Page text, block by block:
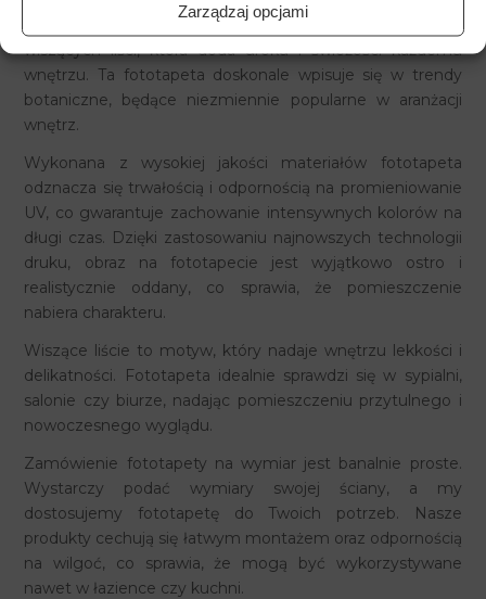
Zarządzaj opcjami
Prezentujemy niezwykłą fototapetę z motywem
wiszących liści, która doda uroku i świeżości każdemu
wnętrzu. Ta fototapeta doskonale wpisuje się w trendy
botaniczne, będące niezmiennie popularne w aranżacji
wnętrz.
Wykonana z wysokiej jakości materiałów fototapeta
odznacza się trwałością i odpornością na promieniowanie
UV, co gwarantuje zachowanie intensywnych kolorów na
długi czas. Dzięki zastosowaniu najnowszych technologii
druku, obraz na fototapecie jest wyjątkowo ostro i
realistycznie oddany, co sprawia, że pomieszczenie
nabiera charakteru.
Wiszące liście to motyw, który nadaje wnętrzu lekkości i
delikatności. Fototapeta idealnie sprawdzi się w sypialni,
salonie czy biurze, nadając pomieszczeniu przytulnego i
nowoczesnego wyglądu.
Zamówienie fototapety na wymiar jest banalnie proste.
Wystarczy podać wymiary swojej ściany, a my
dostosujemy fototapetę do Twoich potrzeb. Nasze
produkty cechują się łatwym montażem oraz odpornością
na wilgoć, co sprawia, że mogą być wykorzystywane
nawet w łazience czy kuchni.